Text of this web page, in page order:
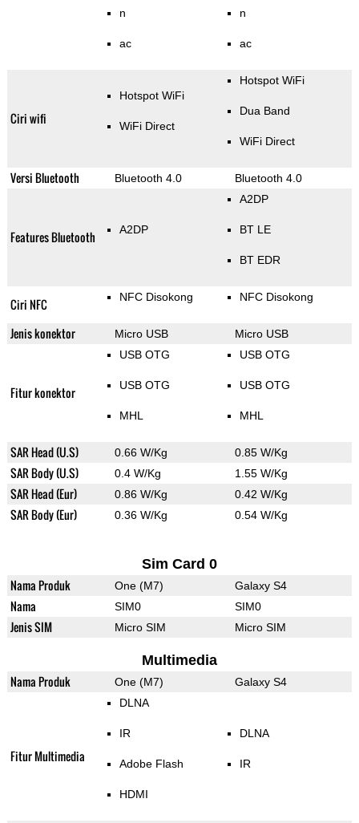
n
ac
n
ac
Ciri wifi
Hotspot WiFi
WiFi Direct
Hotspot WiFi
Dua Band
WiFi Direct
Versi Bluetooth Bluetooth 4.0 Bluetooth 4.0
Features Bluetooth A2DP
A2DP
BT LE
BT EDR
Ciri NFC NFC Disokong NFC Disokong
Jenis konektor Micro USB Micro USB
Fitur konektor
USB OTG
USB OTG
MHL
USB OTG
USB OTG
MHL
SAR Head (U.S) 0.66 W/Kg 0.85 W/Kg
SAR Body (U.S) 0.4 W/Kg 1.55 W/Kg
SAR Head (Eur) 0.86 W/Kg 0.42 W/Kg
SAR Body (Eur) 0.36 W/Kg 0.54 W/Kg
Sim Card 0
Nama Produk One (M7) Galaxy S4
Nama SIM0 SIM0
Jenis SIM Micro SIM Micro SIM
Multimedia
Nama Produk One (M7) Galaxy S4
Fitur Multimedia
DLNA
IR
Adobe Flash
HDMI
DLNA
IR